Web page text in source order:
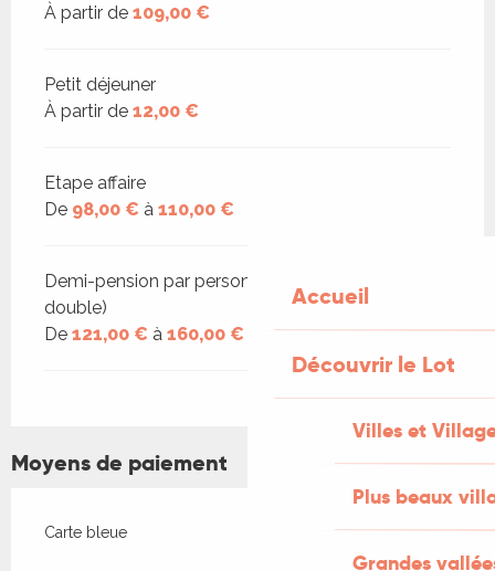
Accueil
Découvrir le Lot
Villes et
Plus beaux
Grandes
À partir de 109,00 €
Petit déjeuner
À partir de 12,00 €
Etape affaire
De 98,00 € à 110,00 €
Demi-pension par personne (base chambre
double)
De 121,00 € à 160,00 €
Moyens de paiement
Carte bleue